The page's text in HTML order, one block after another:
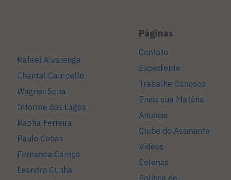
Rafael Alvarenga
Chantal Campello
Wagner Sena
Informe dos Lagos
Rapha Ferreira
Paulo Cotias
Fernanda Carriço
Leandro Cunha
Páginas
Contato
Expediente
Trabalhe Conosco
Envie sua Matéria
Anuncie
Clube do Assinante
Vídeos
Colunas